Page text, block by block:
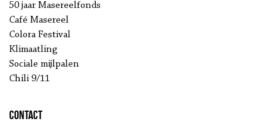
50 jaar Masereelfonds
Café Masereel
Colora Festival
Klimaatling
Sociale mijlpalen
Chili 9/11
Contact